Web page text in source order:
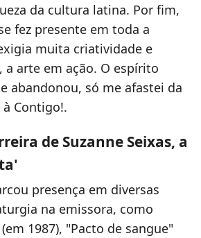
da cultura latina. Por fim,
fez presente em toda a
muita criatividade e
a arte em ação. O espírito
abandonou, só me afastei da
Contigo!.
de Suzanne Seixas, a
presença em diversas
na emissora, como
1987), "Pacto de sangue"